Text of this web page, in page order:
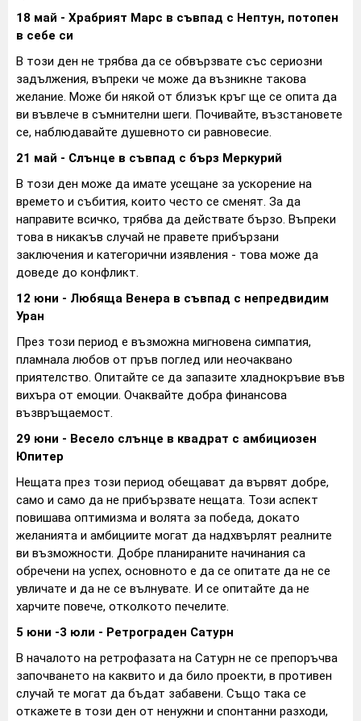
18 май - Храбрият Марс в съвпад с Нептун, потопен
в себе си
В този ден не трябва да се обвързвате със сериозни
задължения, въпреки че може да възникне такова
желание. Може би някой от близък кръг ще се опита да
ви въвлече в съмнителни шеги. Почивайте, възстановете
се, наблюдавайте душевното си равновесие.
21 май - Слънце в съвпад с бърз Меркурий
В този ден може да имате усещане за ускорение на
времето и събития, които често се сменят. За да
направите всичко, трябва да действате бързо. Въпреки
това в никакъв случай не правете прибързани
заключения и категорични изявления - това може да
доведе до конфликт.
12 юни - Любяща Венера в съвпад с непредвидим
Уран
През този период е възможна мигновена симпатия,
пламнала любов от пръв поглед или неочаквано
приятелство. Опитайте се да запазите хладнокръвие във
вихъра от емоции. Очаквайте добра финансова
възвръщаемост.
29 юни - Весело слънце в квадрат с амбициозен
Юпитер
Нещата през този период обещават да вървят добре,
само и само да не прибързвате нещата. Този аспект
повишава оптимизма и волята за победа, докато
желанията и амбициите могат да надхвърлят реалните
ви възможности. Добре планираните начинания са
обречени на успех, основното е да се опитате да не се
увличате и да не се вълнувате. И се опитайте да не
харчите повече, отколкото печелите.
5 юни -3 юли - Ретрограден Сатурн
В началото на ретрофазата на Сатурн не се препоръчва
започването на каквито и да било проекти, в противен
случай те могат да бъдат забавени. Също така се
откажете в този ден от ненужни и спонтанни разходи,